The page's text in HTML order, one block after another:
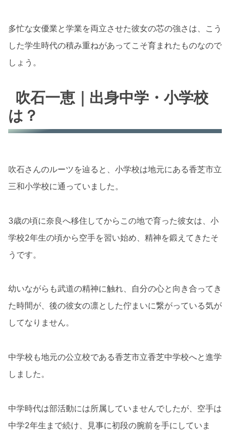
多忙な女優業と学業を両立させた彼女の芯の強さは、こう
した学生時代の積み重ねがあってこそ育まれたものなので
しょう。
吹石一恵｜出身中学・小学校
は？
吹石さんのルーツを辿ると、小学校は地元にある香芝市立
三和小学校に通っていました。
3歳の頃に奈良へ移住してからこの地で育った彼女は、小
学校2年生の頃から空手を習い始め、精神を鍛えてきたそ
うです。
幼いながらも武道の精神に触れ、自分の心と向き合ってき
た時間が、後の彼女の凛とした佇まいに繋がっている気が
してなりません。
中学校も地元の公立校である香芝市立香芝中学校へと進学
しました。
中学時代は部活動には所属していませんでしたが、空手は
中学2年生まで続け、見事に初段の腕前を手にしていま